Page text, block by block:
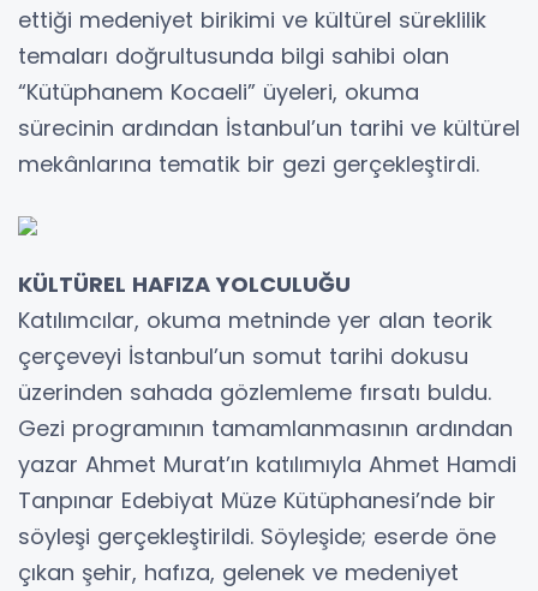
ettiği medeniyet birikimi ve kültürel süreklilik
temaları doğrultusunda bilgi sahibi olan
“Kütüphanem Kocaeli” üyeleri, okuma
sürecinin ardından İstanbul’un tarihi ve kültürel
mekânlarına tematik bir gezi gerçekleştirdi.
KÜLTÜREL HAFIZA YOLCULUĞU
Katılımcılar, okuma metninde yer alan teorik
çerçeveyi İstanbul’un somut tarihi dokusu
üzerinden sahada gözlemleme fırsatı buldu.
Gezi programının tamamlanmasının ardından
yazar Ahmet Murat’ın katılımıyla Ahmet Hamdi
Tanpınar Edebiyat Müze Kütüphanesi’nde bir
söyleşi gerçekleştirildi. Söyleşide; eserde öne
çıkan şehir, hafıza, gelenek ve medeniyet